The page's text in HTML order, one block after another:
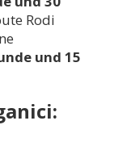
Rodi
und 15